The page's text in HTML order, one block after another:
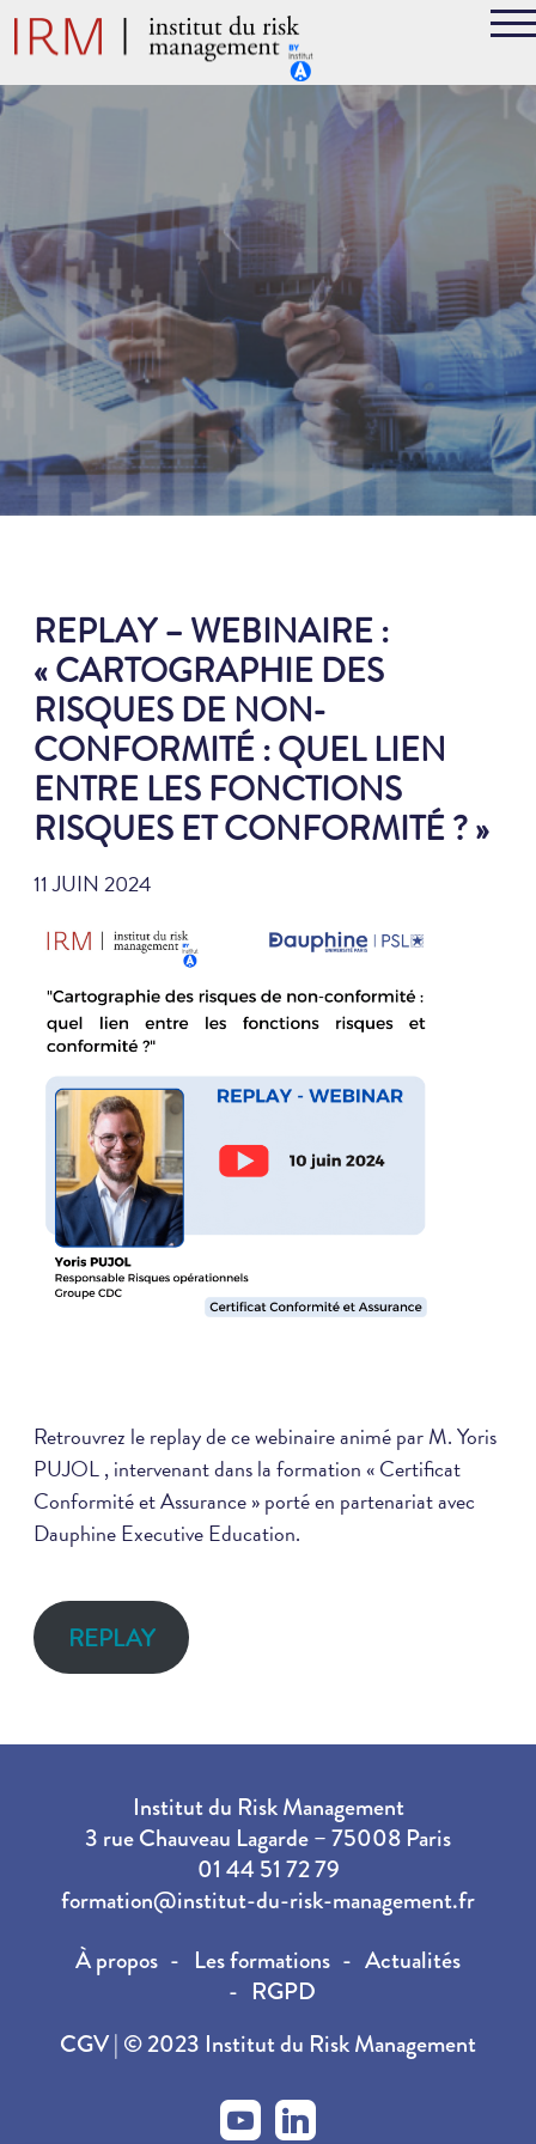
REPLAY – WEBINAIRE :
« CARTOGRAPHIE DES
RISQUES DE NON-
CONFORMITÉ : QUEL LIEN
ENTRE LES FONCTIONS
RISQUES ET CONFORMITÉ ? »
11 JUIN 2024
Retrouvrez le replay de ce webinaire animé par M. Yoris
PUJOL , intervenant dans la formation « Certificat
Conformité et Assurance » porté en partenariat avec
Dauphine Executive Education.
REPLAY
Institut du Risk Management
3 rue Chauveau Lagarde – 75008 Paris
01 44 51 72 79
formation@institut-du-risk-management.fr
À propos
Les formations
Actualités
RGPD
CGV| © 2023 Institut du Risk Management